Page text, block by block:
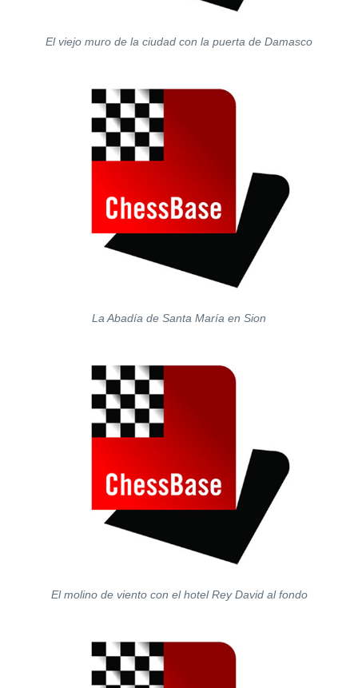
El viejo muro de la ciudad con la puerta de Damasco
La Abadía de Santa María en Sion
El molino de viento con el hotel Rey David al fondo